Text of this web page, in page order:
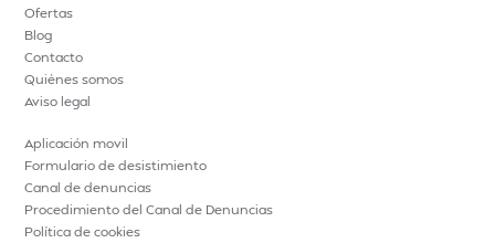
Ofertas
Blog
Contacto
Quiénes somos
Aviso legal
Aplicación movil
Formulario de desistimiento
Canal de denuncias
Procedimiento del Canal de Denuncias
Política de cookies